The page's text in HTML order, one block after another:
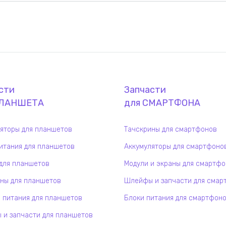
А
для планшетов
для планшетов
планшетов
для планшетов
питания для планшетов
запчасти для планшетов
Запчасти
для СМАРТФОНА
Тачскрины для смартфонов
Аккумуляторы для
Модули и экраны для
Шлейфы и запчасти для
Блоки питания для